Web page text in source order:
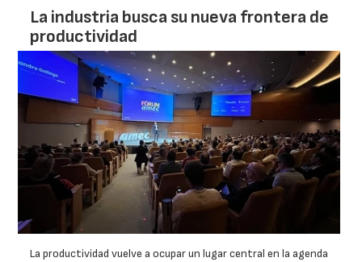
La industria busca su nueva frontera de
productividad
La productividad vuelve a ocupar un lugar central en la agenda